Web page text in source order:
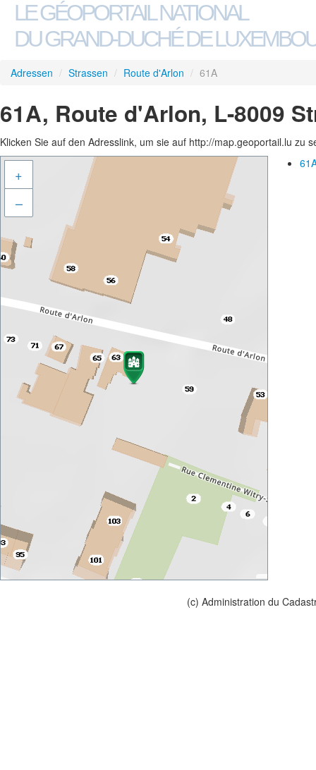
LE GÉOPORTAIL NATIONAL
DU GRAND-DUCHÉ DE
Adressen / Strassen / Route d'Arlon / 61A
61A, Route d'Arlon, L-8009
Klicken Sie auf den Adresslink, um sie auf http://map.geoportail.lu zu
+
–
(c) Administration du